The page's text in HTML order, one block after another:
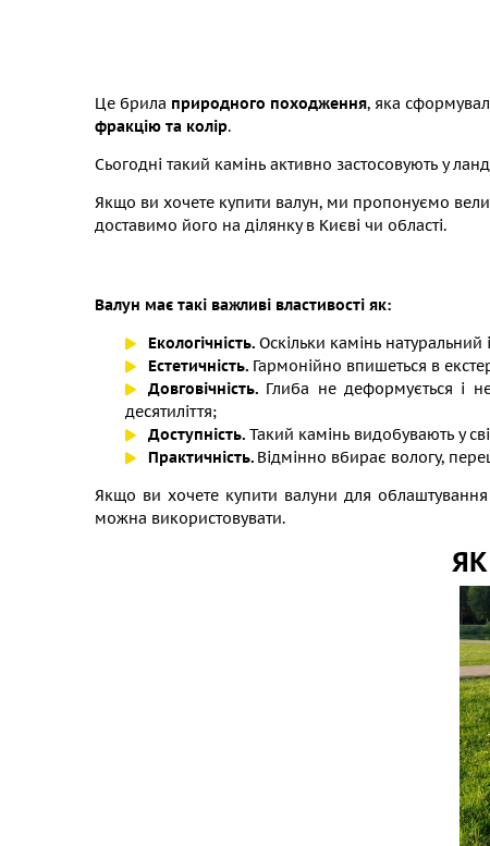
Це брила природного походження, яка
фракцію та колір.
Сьогодні такий камінь активно застосовують у
Якщо ви хочете купити валун, ми пропонуємо
доставимо його на ділянку в Києві чи області.
Валун має такі важливі властивості як:
Екологічність. Оскільки камінь
Естетичність. Гармонійно впишеться в
Довговічність. Глиба не деформується і
десятиліття;
Доступність. Такий камінь видобувають у
Практичність. Відмінно вбирає вологу,
Якщо ви хочете купити валуни для
можна використовувати.